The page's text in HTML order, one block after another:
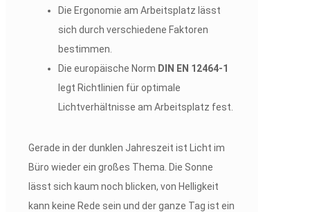
Die Ergonomie am Arbeitsplatz lässt
sich durch verschiedene Faktoren
bestimmen.
Die europäische Norm DIN EN 12464-1
legt Richtlinien für optimale
Lichtverhältnisse am Arbeitsplatz fest.
Gerade in der dunklen Jahreszeit ist Licht im
Büro wieder ein großes Thema. Die Sonne
lässt sich kaum noch blicken, von Helligkeit
kann keine Rede sein und der ganze Tag ist ein